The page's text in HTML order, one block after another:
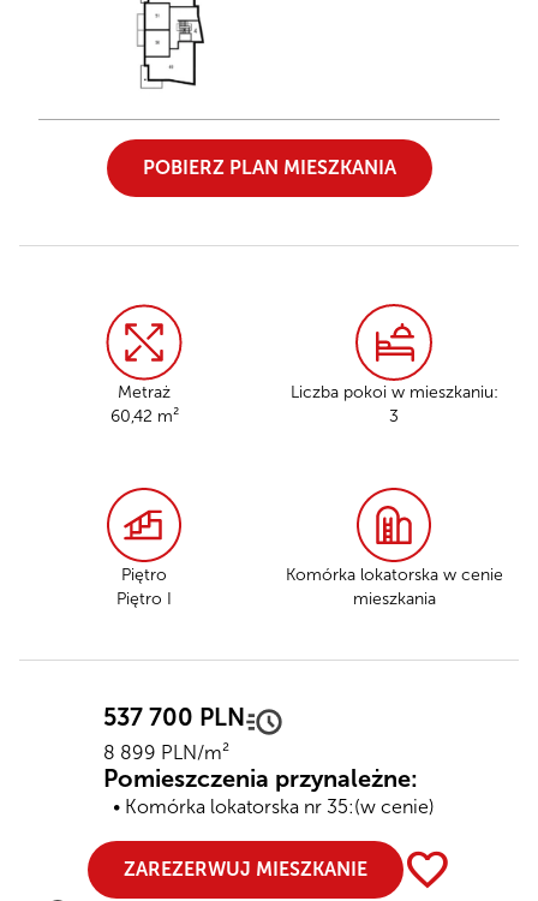
POBIERZ PLAN MIESZKANIA
Metraż
60,42 m²
Liczba pokoi w mieszkaniu:
3
Piętro
Piętro I
Komórka lokatorska w cenie
mieszkania
537 700 PLN
8 899 PLN/m²
Pomieszczenia przynależne:
Komórka lokatorska nr 35:(w cenie)
ZAREZERWUJ MIESZKANIE favorite